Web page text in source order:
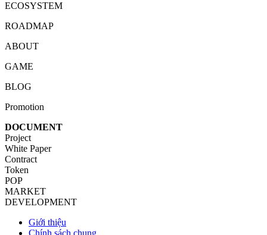
ECOSYSTEM
ROADMAP
ABOUT
GAME
BLOG
Promotion
DOCUMENT
Project
White Paper
Contract
Token
POP
MARKET
DEVELOPMENT
Giới thiệu